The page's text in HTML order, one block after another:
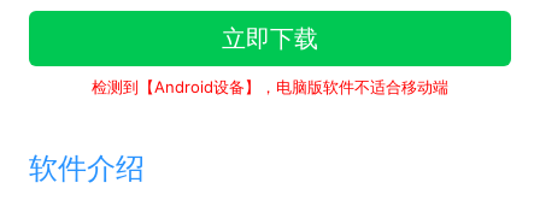
立即下载
检测到【Android设备】，电脑版软件不适合移动端
软件介绍